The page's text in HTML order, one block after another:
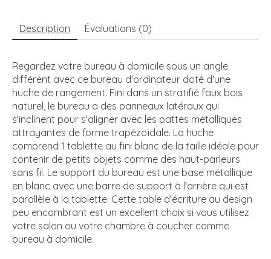
Description Évaluations (0)
Regardez votre bureau à domicile sous un angle
différent avec ce bureau d'ordinateur doté d'une
huche de rangement. Fini dans un stratifié faux bois
naturel, le bureau a des panneaux latéraux qui
s'inclinent pour s'aligner avec les pattes métalliques
attrayantes de forme trapézoïdale. La huche
comprend 1 tablette au fini blanc de la taille idéale pour
contenir de petits objets comme des haut-parleurs
sans fil. Le support du bureau est une base métallique
en blanc avec une barre de support à l'arrière qui est
parallèle à la tablette. Cette table d'écriture au design
peu encombrant est un excellent choix si vous utilisez
votre salon ou votre chambre à coucher comme
bureau à domicile.